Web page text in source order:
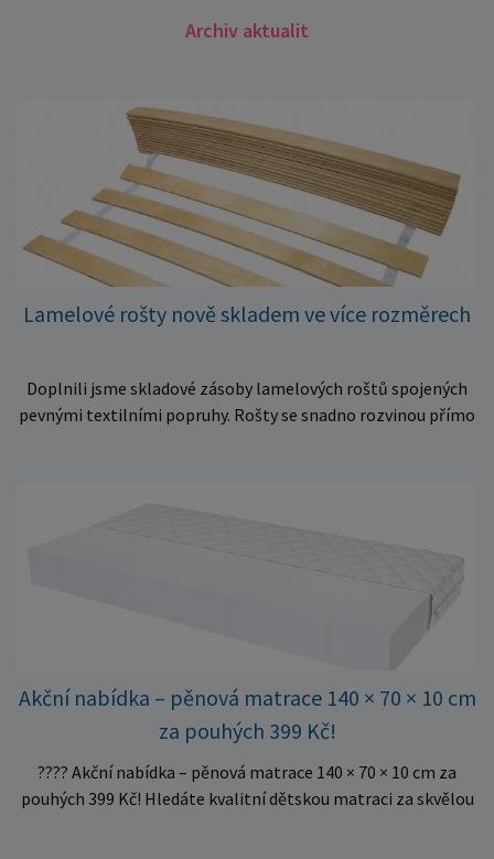
Archiv aktualit
Lamelové rošty nově skladem ve více rozměrech
Doplnili jsme skladové zásoby lamelových roštů spojených
pevnými textilními popruhy. Rošty se snadno rozvinou přímo
množství kusů, proto můžeme objednávky rychle expedovat.
Vyberte si vhodný rozměr a dopřejte své matraci kvalitní
podklad za výhodnou cenu.
Akční nabídka – pěnová matrace 140 × 70 × 10 cm
za pouhých 399 Kč!
???? Akční nabídka – pěnová matrace 140 × 70 × 10 cm za
pouhých 399 Kč! Hledáte kvalitní dětskou matraci za skvělou